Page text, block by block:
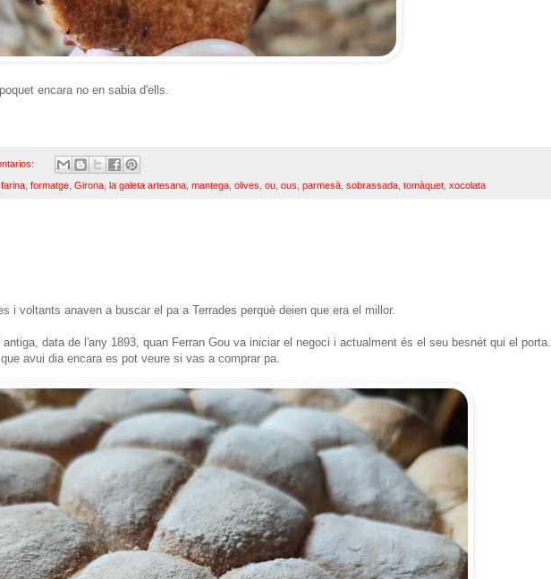
encara no en sabia d'ells.
farina, formatge, Girona, la galeta artesana, mantega, olives, ou, ous, parmesà, sobrassada, tomàquet, xocolata
i voltants anaven a buscar el pa a Terrades perquè deien que era el millor.
data de l'any 1893, quan Ferran Gou va iniciar el negoci i actualment és el seu besnét qui el porta.
avui dia encara es pot veure si vas a comprar pa.